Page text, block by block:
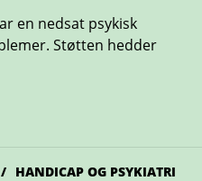
en nedsat psykisk
Støtten hedder
HANDICAP OG PSYKIATRI